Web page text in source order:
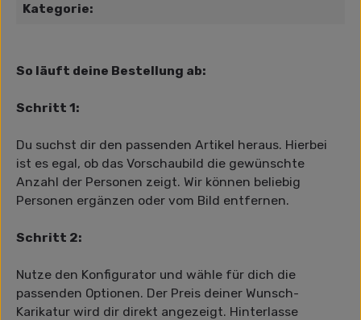
Kategorie:
So läuft deine Bestellung ab:
Schritt 1:
Du suchst dir den passenden Artikel heraus. Hierbei
ist es egal, ob das Vorschaubild die gewünschte
Anzahl der Personen zeigt. Wir können beliebig
Personen ergänzen oder vom Bild entfernen.
Schritt 2:
Nutze den Konfigurator und wähle für dich die
passenden Optionen. Der Preis deiner Wunsch-
Karikatur wird dir direkt angezeigt. Hinterlasse